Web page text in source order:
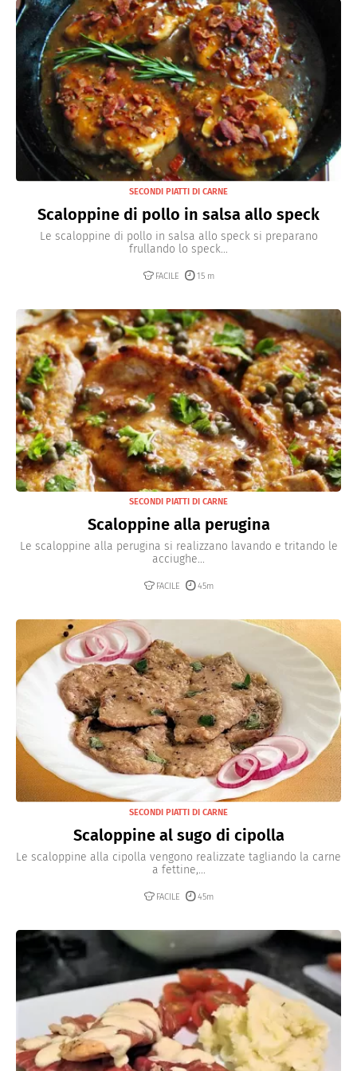
SECONDI PIATTI DI CARNE
Scaloppine di pollo in salsa allo speck
Le scaloppine di pollo in salsa allo speck si preparano
frullando lo speck...
FACILE 15 m
SECONDI PIATTI DI CARNE
Scaloppine alla perugina
Le scaloppine alla perugina si realizzano lavando e tritando le
acciughe...
FACILE 45m
SECONDI PIATTI DI CARNE
Scaloppine al sugo di cipolla
Le scaloppine alla cipolla vengono realizzate tagliando la carne
a fettine,...
FACILE 45m